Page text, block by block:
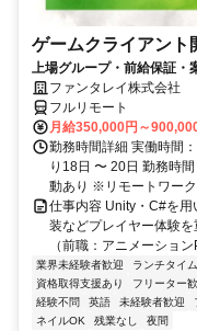
ゲームクライアン
上場グループ・前給保証・
ファンタレイ株式会社
フルリモート
月給350,000円～
勤務時間詳細 実働時間
り18日 〜 20日 勤務時
動あり ※リモートワー
仕事内容 Unity・C#を
装などプレイヤー体験
（前職：アニメーショ
業界未経験者歓迎 ランチタイム
資格取得支援あり
フリーター
経験不問
英語 未経験者歓迎
ネイルOK
残業なし 夜間